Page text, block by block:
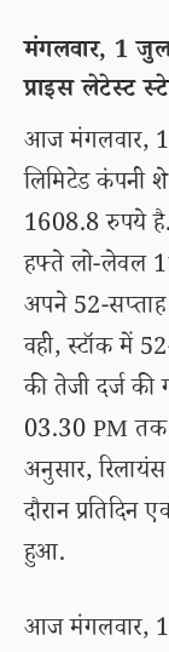
मंगलवार, 1
प्राइस लेटेस्ट
आज मंगलवार, 1
लिमिटेड कंपनी
1608.8 रुपये
हफ्ते लो-लेवल
अपने 52-
वही, स्टॉक में
की तेजी दर्ज
03.30 PM
अनुसार,
दौरान
हुआ.
आज मंगलवार, 1